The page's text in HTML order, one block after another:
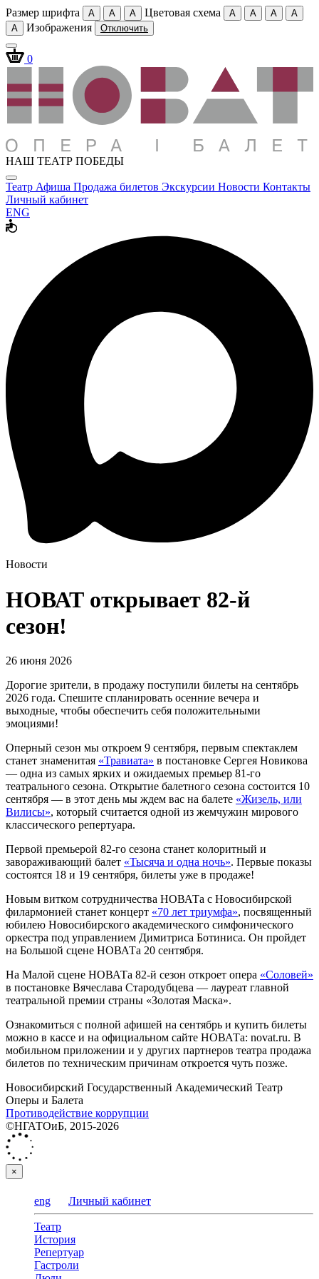
Размер шрифта A A A Цветовая схема A A A
A
A
Изображения Отключить
0
НАШ ТЕАТР ПОБЕДЫ
Театр Афиша Продажа билетов Экскурсии Новости Контакты
Личный кабинет
ENG
Новости
НОВАТ открывает 82-й
сезон!
26 июня 2026
Дорогие зрители, в продажу поступили билеты на сентябрь
2026 года. Спешите спланировать осенние вечера и
выходные, чтобы обеспечить себя положительными
эмоциями!
Оперный сезон мы откроем 9 сентября, первым спектаклем
станет знаменитая «Травиата» в постановке Сергея Новикова
— одна из самых ярких и ожидаемых премьер 81-го
театрального сезона. Открытие балетного сезона состоится 10
сентября — в этот день мы ждем вас на балете «Жизель, или
Вилисы», который считается одной из жемчужин мирового
классического репертуара.
Первой премьерой 82-го сезона станет колоритный и
завораживающий балет «Тысяча и одна ночь». Первые показы
состоятся 18 и 19 сентября, билеты уже в продаже!
Новым витком сотрудничества НОВАТа с Новосибирской
филармонией станет концерт «70 лет триумфа», посвященный
юбилею Новосибирского академического симфонического
оркестра под управлением Димитриса Ботиниса. Он пройдет
на Большой сцене НОВАТа 20 сентября.
На Малой сцене НОВАТа 82-й сезон откроет опера «Соловей»
в постановке Вячеслава Стародубцева — лауреат главной
театральной премии страны «Золотая Маска».
Ознакомиться с полной афишей на сентябрь и купить билеты
можно в кассе и на официальном сайте НОВАТа: novat.ru. В
мобильном приложении и у других партнеров театра продажа
билетов по техническим причинам откроется чуть позже.
Новосибирский Государственный Академический Театр
Оперы и Балета
Противодействие коррупции
©НГАТОиБ, 2015-2026
×
eng Личный кабинет
Театр
История
Репертуар
Гастроли